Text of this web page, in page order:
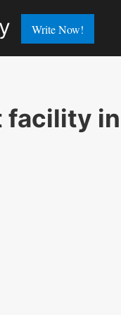
Write Now!
facility